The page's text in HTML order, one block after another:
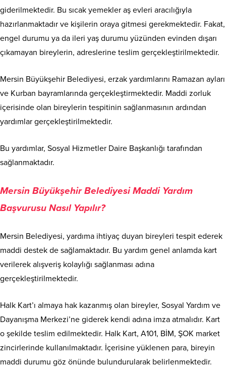
giderilmektedir. Bu sıcak yemekler aş evleri aracılığıyla
hazırlanmaktadır ve kişilerin oraya gitmesi gerekmektedir. Fakat,
engel durumu ya da ileri yaş durumu yüzünden evinden dışarı
çıkamayan bireylerin, adreslerine teslim gerçekleştirilmektedir.
Mersin Büyükşehir Belediyesi, erzak yardımlarını Ramazan ayları
ve Kurban bayramlarında gerçekleştirmektedir. Maddi zorluk
içerisinde olan bireylerin tespitinin sağlanmasının ardından
yardımlar gerçekleştirilmektedir.
Bu yardımlar, Sosyal Hizmetler Daire Başkanlığı tarafından
sağlanmaktadır.
Mersin Büyükşehir Belediyesi Maddi Yardım
Başvurusu Nasıl Yapılır?
Mersin Belediyesi, yardıma ihtiyaç duyan bireyleri tespit ederek
maddi destek de sağlamaktadır. Bu yardım genel anlamda kart
verilerek alışveriş kolaylığı sağlanması adına
gerçekleştirilmektedir.
Halk Kart’ı almaya hak kazanmış olan bireyler, Sosyal Yardım ve
Dayanışma Merkezi’ne giderek kendi adına imza atmalıdır. Kart
o şekilde teslim edilmektedir. Halk Kart, A101, BİM, ŞOK market
zincirlerinde kullanılmaktadır. İçerisine yüklenen para, bireyin
maddi durumu göz önünde bulundurularak belirlenmektedir.